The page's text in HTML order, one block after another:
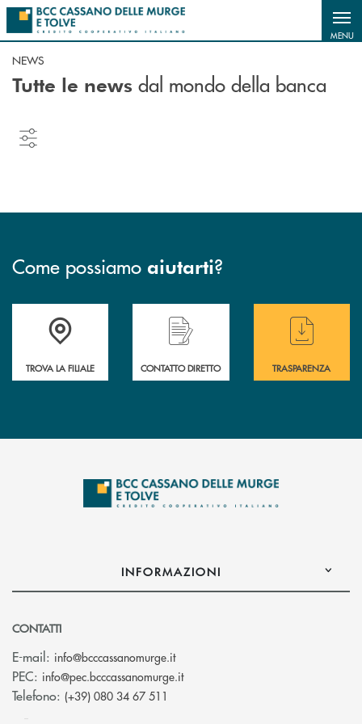
Salta al contenuto principale
MENU
NEWS
Tutte le news dal mondo della banca
Come possiamo aiutarti?
Accedi all' elenco completo delle filiali
TROVA LA FILIALE
Hai bisogno di assistenza immediata ?
CONTATTO DIRETTO
Hai bisogno di
TRASPARENZA
INFORMAZIONI
CONTATTI
E-mail: info@bcccassanomurge.it(si apre l’app di posta elettronica)
PEC: info@pec.bcccassanomurge.it(si apre l’app di posta
Telefono: (+39) 080 34 67 511